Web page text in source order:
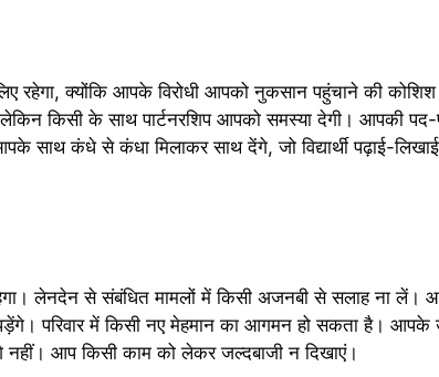
क्योंकि आपके विरोधी आपको नुकसान पहुंचाने की
किसी के साथ पार्टनरशिप आपको समस्या देगी। आपकी पद-
कंधे से कंधा मिलाकर साथ देंगे, जो विद्यार्थी पढ़ाई-
लेनदेन से संबंधित मामलों में किसी अजनबी से सलाह ना
परिवार में किसी नए मेहमान का आगमन हो सकता है। आपके
नहीं। आप किसी काम को लेकर जल्दबाजी न दिखाएं।